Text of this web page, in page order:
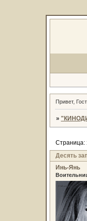
Привет,
»
Десять
Страница:
Инь-Янь